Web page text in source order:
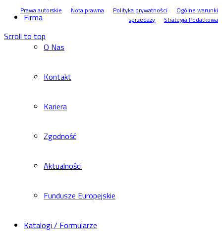
Firma
O Nas
Kontakt
Kariera
Zgodność
Aktualności
Fundusze Europejskie
Katalogi / Formularze
Prawa autorskie
Nota prawna Polityka prywatności
Ogólne warunki
sprzedaży
Strategia Podatkowa
Scroll to top